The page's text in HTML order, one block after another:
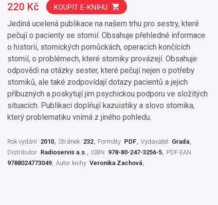
Jediná ucelená publikace na našem trhu pro sestry, které
pečují o pacienty se stomií. Obsahuje přehledné informace
o historii, stomických pomůckách, operacích končících
stomií, o problémech, které stomiky provázejí. Obsahuje
odpovědi na otázky sester, které pečují nejen o potřeby
stomiků, ale také zodpovídají dotazy pacientů a jejich
příbuzných a poskytují jim psychickou podporu ve složitých
situacích. Publikaci doplňují kazuistiky a slovo stomika,
který problematiku vnímá z jiného pohledu.
220 Kč KOUPIT E-KNIHU
Rok vydání 2010 Stránek 232 Formáty PDF Vydavatel
Grada
Distributor Radioservis a.s. ISBN 978-80-247-3256-5
PDF EAN
9788024773049 Autor knihy Veronika Zachová